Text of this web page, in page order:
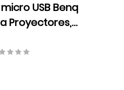
USB Benq
Proyectores,